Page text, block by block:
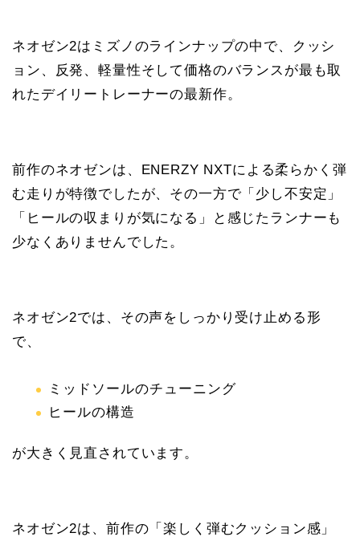
ネオゼン2はミズノのラインナップの中で、クッシ
ョン、反発、軽量性そして価格のバランスが最も取
れたデイリートレーナーの最新作。
前作のネオゼンは、ENERZY NXTによる柔らかく弾
む走りが特徴でしたが、その一方で「少し不安定」
「ヒールの収まりが気になる」と感じたランナーも
少なくありませんでした。
ネオゼン2では、その声をしっかり受け止める形
で、
ミッドソールのチューニング
ヒールの構造
が大きく見直されています。
ネオゼン2は、前作の「楽しく弾むクッション感」